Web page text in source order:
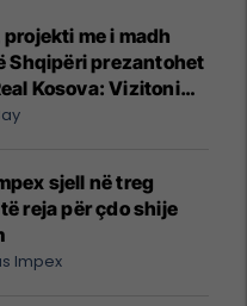
projekti me i madh
Shqipëri prezantohet
Kosova: Vizitoni
zbuloni
sjell në treg
reja për çdo shije
Impex